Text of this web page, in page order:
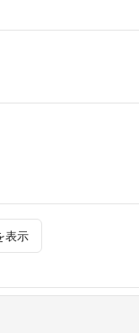
表示